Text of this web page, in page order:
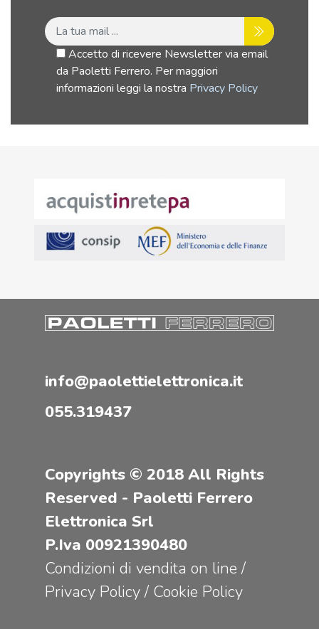
Accetto di ricevere Newsletter via email
da Paoletti Ferrero. Per maggiori
informazioni leggi la nostra Privacy Policy
info@paolettielettronica.it
055.319437
Copyrights © 2018 All Rights
Reserved - Paoletti Ferrero
Elettronica Srl
P.Iva 00921390480
Condizioni di vendita on line /
Privacy Policy/ Cookie Policy